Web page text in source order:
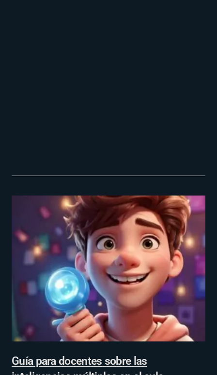
Guía para docentes sobre las